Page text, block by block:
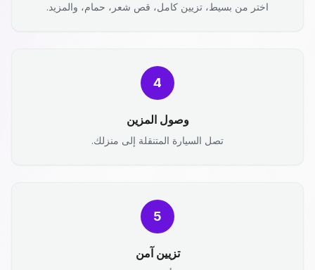
اختر من بسيط، تزيين كامل، قص شعر، حمام، والمزيد.
4
وصول المزين
تصل السيارة المتنقلة إلى منزلك.
5
تزيين آمن